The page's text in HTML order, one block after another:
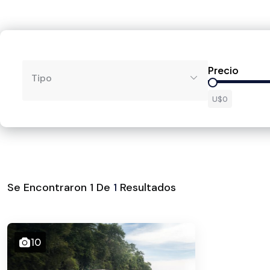
Tipo
Precio
U$0
Se Encontraron 1 De 1 Resultados
10